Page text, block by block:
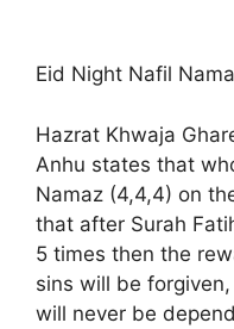
Eid Night Nafil
Hazrat Khwaja
Anhu states that
Namaz (4,4,4) on
that after Surah
5 times then the
sins will be
will never be